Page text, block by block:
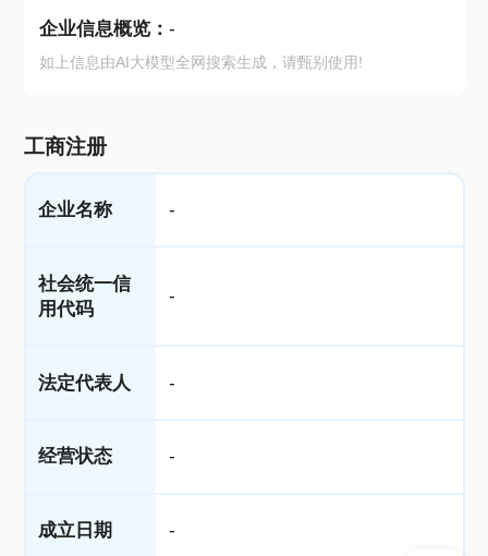
企业信息概览： -
如上信息由AI大模型全网搜索生成，请甄别使用!
工商注册
企业名称 -
社会统一信
用代码
-
法定代表人 -
经营状态 -
成立日期 -